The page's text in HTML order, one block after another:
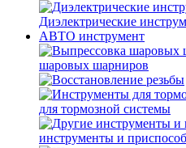
Диэлектрические
АВТО инструмент
шаровых шарниров
для тормозной системы
инструменты и